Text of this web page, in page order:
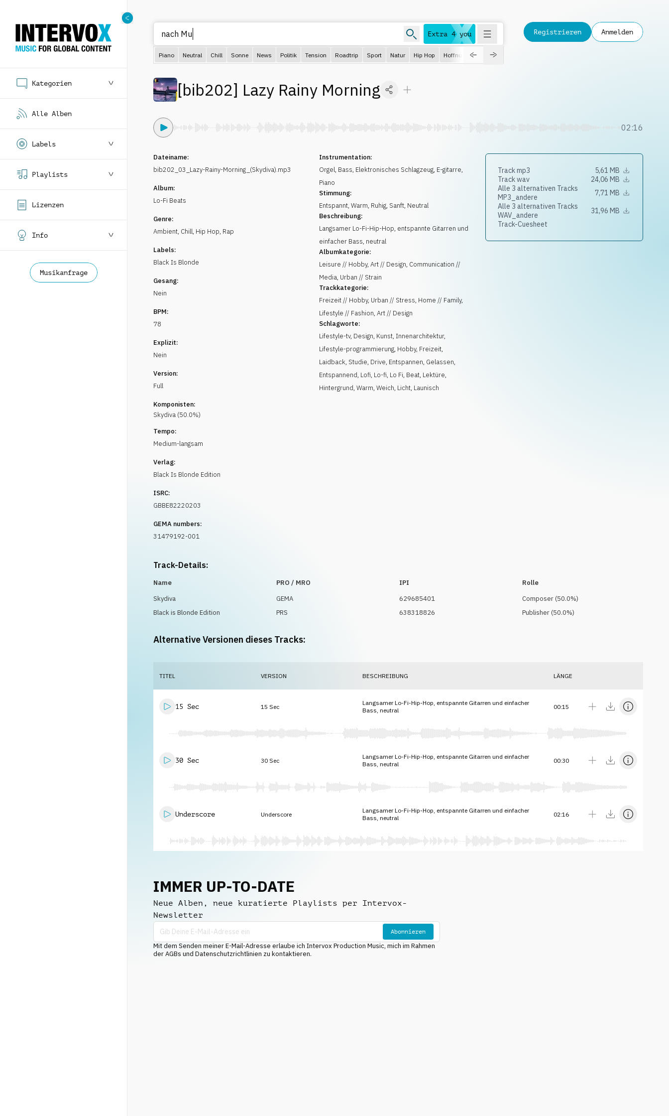
Kategorien
Alle Alben
Labels
Playlists
Lizenzen
Info
Musikanfrage
Extra 4 you
Piano Neutral Chill Sonne News Politik Tension Roadtrip Sport Natur Hip Hop Hoffnungsvoll Dokumentation
Registrieren Anmelden
[bib202] Lazy Rainy Morning
02:16
Dateiname:
bib202_03_Lazy-Rainy-Morning_(Skydiva).mp3
Album:
Lo-Fi Beats
Genre:
Ambient, Chill, Hip Hop, Rap
Labels:
Black Is Blonde
Gesang:
Nein
BPM:
78
Explizit:
Nein
Version:
Full
Komponisten:
Skydiva (50.0%)
Tempo:
Medium-langsam
Verlag:
Black Is Blonde Edition
ISRC:
GBBE82220203
GEMA numbers:
31479192-001
Instrumentation:
Orgel, Bass, Elektronisches Schlagzeug, E-gitarre,
Piano
Stimmung:
Entspannt,Warm, Ruhig, Sanft, Neutral
Beschreibung:
Langsamer Lo-Fi-Hip-Hop, entspannte Gitarren und
einfacher Bass, neutral
Albumkategorie:
Leisure // Hobby, Art // Design, Communication //
Media, Urban // Strain
Trackkategorie:
Freizeit // Hobby, Urban // Stress, Home // Family,
Lifestyle // Fashion, Art // Design
Schlagworte:
Lifestyle-tv, Design, Kunst,Innenarchitektur,
Lifestyle-programmierung, Hobby, Freizeit,
Laidback, Studie, Drive, Entspannen, Gelassen,
Entspannend, Lofi, Lo-fi, Lo Fi, Beat, Lektüre,
Hintergrund,Warm,Weich, Licht, Launisch
Track mp3
5,61 MB
Track wav
24,06 MB
Alle 3 alternativen Tracks
MP3_andere
7,71 MB
Alle 3 alternativen Tracks
WAV_andere
31,96 MB
Track-Cuesheet
Track-Details:
Name PRO / MRO IPI
Rolle
Skydiva
GEMA 629685401 Composer(50.0%)
Black is Blonde Edition
PRS 638318826 Publisher(50.0%)
Alternative Versionen dieses Tracks:
TITEL VERSION BESCHREIBUNG LÄNGE
15 Sec 15 Sec
Langsamer Lo-Fi-Hip-Hop, entspannte Gitarren und einfacher
Bass, neutral
00:15
30 Sec 30 Sec
Langsamer Lo-Fi-Hip-Hop, entspannte Gitarren und einfacher
Bass, neutral
00:30
Underscore Underscore
Langsamer Lo-Fi-Hip-Hop, entspannte Gitarren und einfacher
Bass, neutral
02:16
IMMER UP-TO-DATE
Neue Alben, neue kuratierte Playlists per Intervox-
Newsletter
Abonnieren
Mit dem Senden meiner E-Mail-Adresse erlaube ich Intervox Production Music, mich im Rahmen
der AGBs und Datenschutzrichtlinien zu kontaktieren.